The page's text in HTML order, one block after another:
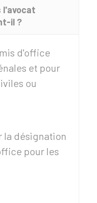
l'avocat
il ?
d'office
et pour
ou
la désignation
pour les